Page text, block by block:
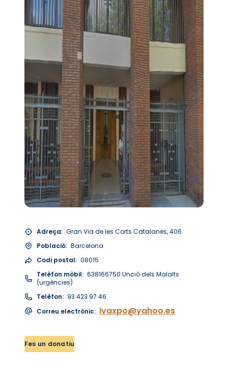
Adreça: Gran Via de les Corts Catalanes, 406
Població: Barcelona
Codi postal: 08015
Telèfon mòbil: 638166750 Unció dels Malalts
(urgències)
Telèfon: 93 423 97 46
Correu electrònic: ivaxpo@yahoo.es
Fes un donatiu